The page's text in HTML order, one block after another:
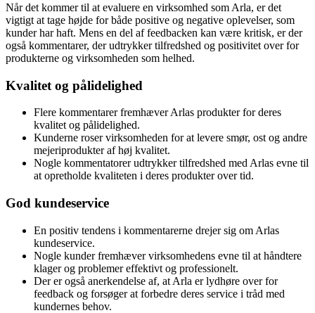
Når det kommer til at evaluere en virksomhed som Arla, er det
vigtigt at tage højde for både positive og negative oplevelser, som
kunder har haft. Mens en del af feedbacken kan være kritisk, er der
også kommentarer, der udtrykker tilfredshed og positivitet over for
produkterne og virksomheden som helhed.
Kvalitet og pålidelighed
Flere kommentarer fremhæver Arlas produkter for deres
kvalitet og pålidelighed.
Kunderne roser virksomheden for at levere smør, ost og andre
mejeriprodukter af høj kvalitet.
Nogle kommentatorer udtrykker tilfredshed med Arlas evne til
at opretholde kvaliteten i deres produkter over tid.
God kundeservice
En positiv tendens i kommentarerne drejer sig om Arlas
kundeservice.
Nogle kunder fremhæver virksomhedens evne til at håndtere
klager og problemer effektivt og professionelt.
Der er også anerkendelse af, at Arla er lydhøre over for
feedback og forsøger at forbedre deres service i tråd med
kundernes behov.